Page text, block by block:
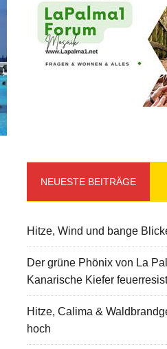
NEUESTE BEITRÄGE
Hitze, Wind und bange
Der grüne Phönix von La
Kanarische Kiefer
Hitze, Calima &
hoch